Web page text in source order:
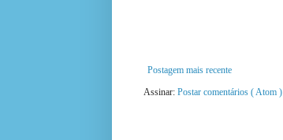
Postagem mais recente
Assinar: Postar comentários ( Atom )